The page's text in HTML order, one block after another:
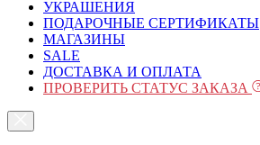
УКРАШЕНИЯ
ПОДАРОЧНЫЕ СЕРТИФИКАТЫ
МАГАЗИНЫ
SALE
ДОСТАВКА И ОПЛАТА
ПРОВЕРИТЬ СТАТУС ЗАКАЗА